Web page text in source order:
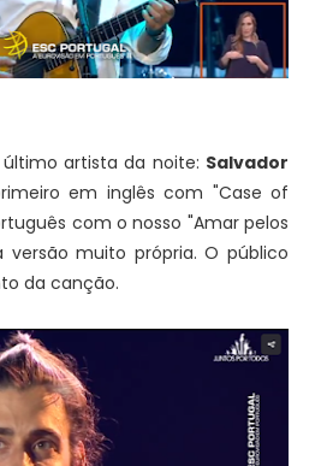
artista da noite: Salvador
em inglês com "Case of
com o nosso "Amar pelos
versão muito própria. O público
da canção.